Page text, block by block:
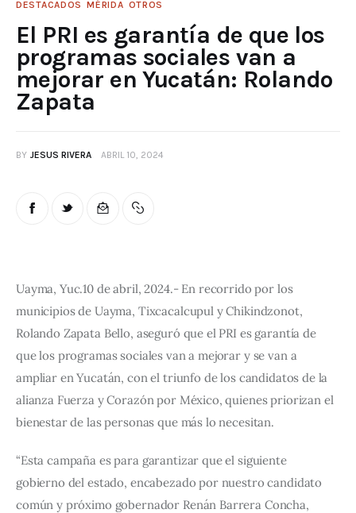
DESTACADOS MÉRIDA OTROS
El PRI es garantía de que los
programas sociales van a
mejorar en Yucatán: Rolando
Zapata
BY JESUS RIVERA ABRIL 10, 2024
Uayma, Yuc.10 de abril, 2024.- En recorrido por los
municipios de Uayma, Tixcacalcupul y Chikindzonot,
Rolando Zapata Bello, aseguró que el PRI es garantía de
que los programas sociales van a mejorar y se van a
ampliar en Yucatán, con el triunfo de los candidatos de la
alianza Fuerza y Corazón por México, quienes priorizan el
bienestar de las personas que más lo necesitan.
“Esta campaña es para garantizar que el siguiente
gobierno del estado, encabezado por nuestro candidato
común y próximo gobernador Renán Barrera Concha,